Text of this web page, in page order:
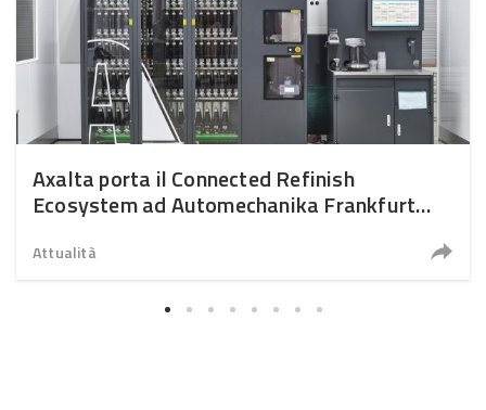
Axalta porta il Connected Refinish
Ecosystem ad Automechanika Frankfurt
Attualità